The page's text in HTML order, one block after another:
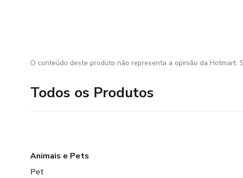
O conteúdo deste produto não representa a opinião da Hotmart.
Todos os Produtos
Animais e Pets
Pet